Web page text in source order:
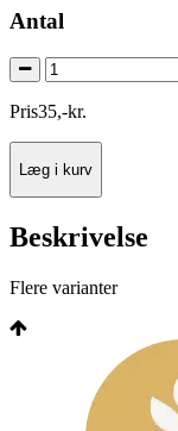
Antal
Pris35,-kr.
Læg i kurv
Beskrivelse
Flere varianter